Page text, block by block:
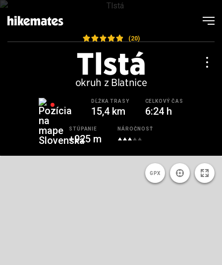
(20)
Tlstá
okruh z Blatnice
DĹŽKA TRASY
15,4 km
CELKOVÝ ČAS
6:24 h
STÚPANIE
+925 m
NÁROČNOSŤ
GPX